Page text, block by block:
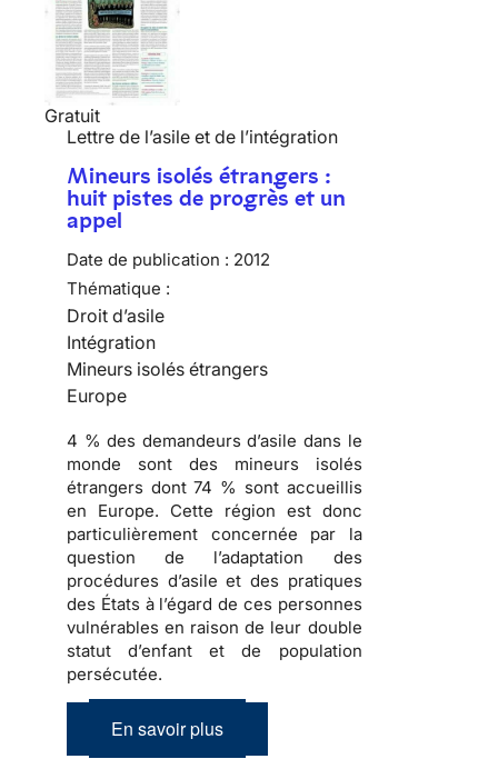
Gratuit
Lettre de l’asile et de l’intégration
Mineurs isolés étrangers :
huit pistes de progrès et un
appel
Date de publication : 2012
Thématique :
Droit d’asile
Intégration
Mineurs isolés étrangers
Europe
4 % des demandeurs d’asile dans le
monde sont des mineurs isolés
étrangers dont 74 % sont accueillis
en Europe. Cette région est donc
particulièrement concernée par la
question de l’adaptation des
procédures d’asile et des pratiques
des États à l’égard de ces personnes
vulnérables en raison de leur double
statut d’enfant et de population
persécutée.
En savoir plus